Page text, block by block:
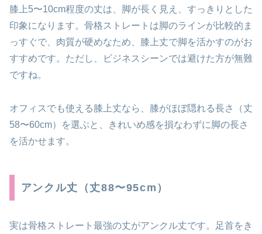
膝上5〜10cm程度の丈は、脚が長く見え、すっきりとした
印象になります。骨格ストレートは脚のラインが比較的ま
っすぐで、肉質が硬めなため、膝上丈で脚を活かすのがお
すすめです。ただし、ビジネスシーンでは避けた方が無難
ですね。
オフィスでも使える膝上丈なら、膝がほぼ隠れる長さ（丈
58〜60cm）を選ぶと、きれいめ感を損なわずに脚の長さ
を活かせます。
アンクル丈（丈88〜95cm）
実は骨格ストレート最強の丈がアンクル丈です。足首をき